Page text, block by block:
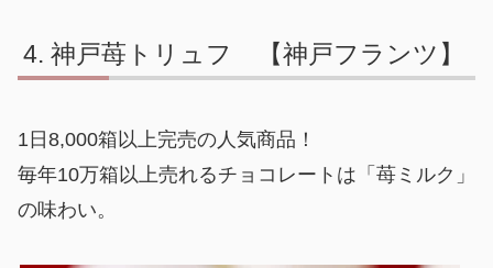
神戸苺トリュフ 【神戸フランツ】
1日8,000箱以上完売の人気商品！
毎年10万箱以上売れるチョコレートは「苺ミルク」
の味わい。